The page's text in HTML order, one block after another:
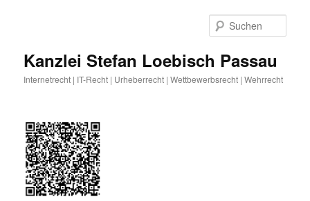
Kanzlei Stefan Loebisch Passau
Internetrecht | IT-Recht | Urheberrecht | Wettbewerbsrecht | Wehrrecht